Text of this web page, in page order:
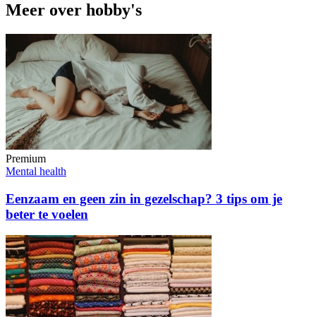
Meer over hobby's
Premium
Mental health
Eenzaam en geen zin in gezelschap? 3 tips om je
beter te voelen